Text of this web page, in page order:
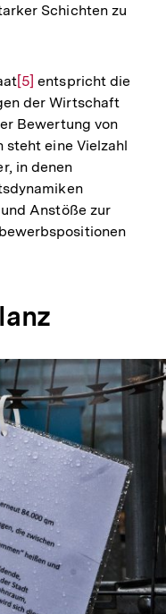
Schichten zu
Zur
Auflösung
der
Fußnote
[5] entspricht die
der Wirtschaft
Bewertung von
eine Vielzahl
in denen
Anstöße zur